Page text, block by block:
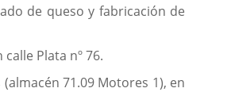
de queso y fabricación de
Plata nº 76.
71.09 Motores 1), en